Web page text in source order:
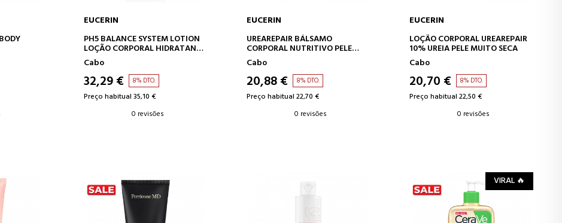
COM
ADICIONAR AO CARRINHO
EUCERIN
PH5 BALANCE SYSTEM LOTION
LOÇÃO CORPORAL HIDRATANTE
ULTRALEVE
Cabo
32,29 € 8% DTO.
Preço habitual 35,10 €
0 revisões
ADICIONAR AO CARRINHO
EUCERIN
UREAREPAIR BÁLSAMO
CORPORAL NUTRITIVO PELE
MUITO SECA
Cabo
20,88 € 8% DTO.
Preço habitual 22,70 €
0 revisões
ADICIONAR AO CARRINHO
EUCERIN
LOÇÃO CORPORAL UREAREPAIR
10% UREIA PELE MUITO SECA
Cabo
20,70 € 8% DTO.
Preço habitual 22,50 €
0 revisões
VIRAL 🔥